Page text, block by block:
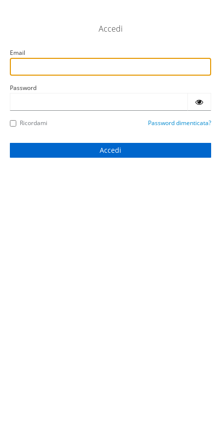
Accedi
Email
Password
Ricordami Password dimenticata?